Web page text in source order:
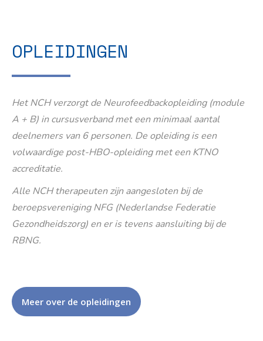
OPLEIDINGEN
Het NCH verzorgt de Neurofeedbackopleiding (module
A + B) in cursusverband met een minimaal aantal
deelnemers van 6 personen. De opleiding is een
volwaardige post-HBO-opleiding met een KTNO
accreditatie.
Alle NCH therapeuten zijn aangesloten bij de
beroepsvereniging NFG (Nederlandse Federatie
Gezondheidszorg) en er is tevens aansluiting bij de
RBNG.
Meer over de opleidingen